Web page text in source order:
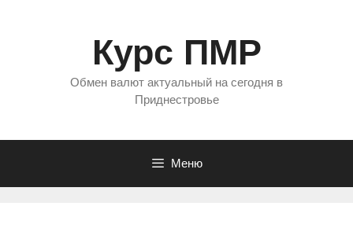
Курс ПМР
Обмен валют актуальный на сегодня в
Приднестровье
Меню